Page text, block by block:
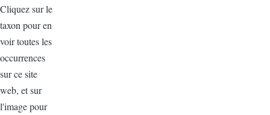
Cliquez sur le
taxon pour en
voir toutes les
occurrences
sur ce site
web, et sur
l'image pour